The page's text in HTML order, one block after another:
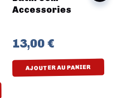
Accessories
13,00 €
AJOUTER AU PANIER